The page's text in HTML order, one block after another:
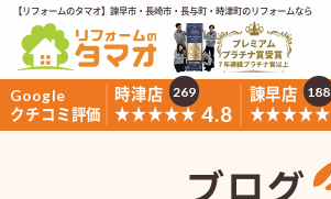
【リフォームのタマオ】諫早市・長崎市・長与町・時津町のリフォームなら
Google
クチコミ評価
時津店
★★★★★ 4.8
269
諫早店
★★★★★
188